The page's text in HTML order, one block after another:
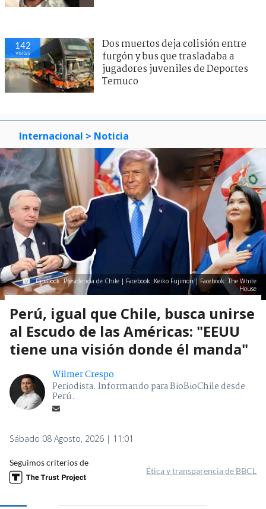
142
visitas
Dos muertos deja colisión entre
furgón y bus que trasladaba a
jugadores juveniles de Deportes
Temuco
Internacional > Noticia
Facebook: Presidencia de Chile | Facebook: Keiko Fujimori | Facebook: The White
House
Perú, igual que Chile, busca unirse
al Escudo de las Américas: "EEUU
tiene una visión donde él manda"
Wilmer Crespo
Periodista. Informando para BioBioChile desde
Perú.
Sábado 08 Agosto, 2026 | 11:01
Seguimos criterios de
Ética y transparencia de BBCL